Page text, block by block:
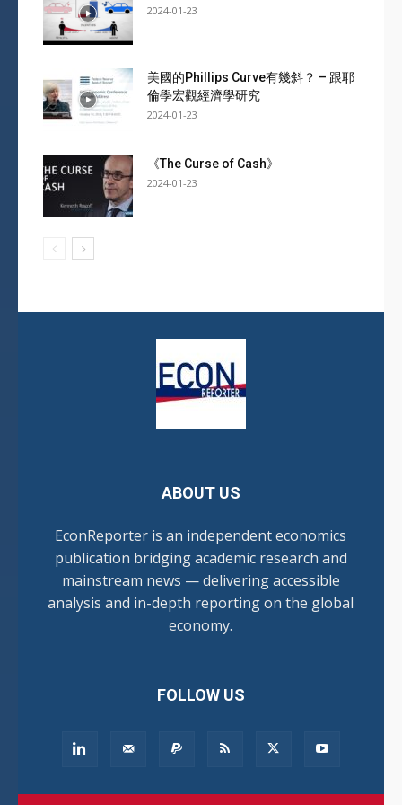
2024-01-23
美國的Phillips Curve有幾斜？ – 跟耶
倫學宏觀經濟學研究
2024-01-23
《The Curse of Cash》
2024-01-23
ABOUT US
EconReporter is an independent economics
publication bridging academic research and
mainstream news — delivering accessible
analysis and in-depth reporting on the global
economy.
FOLLOW US